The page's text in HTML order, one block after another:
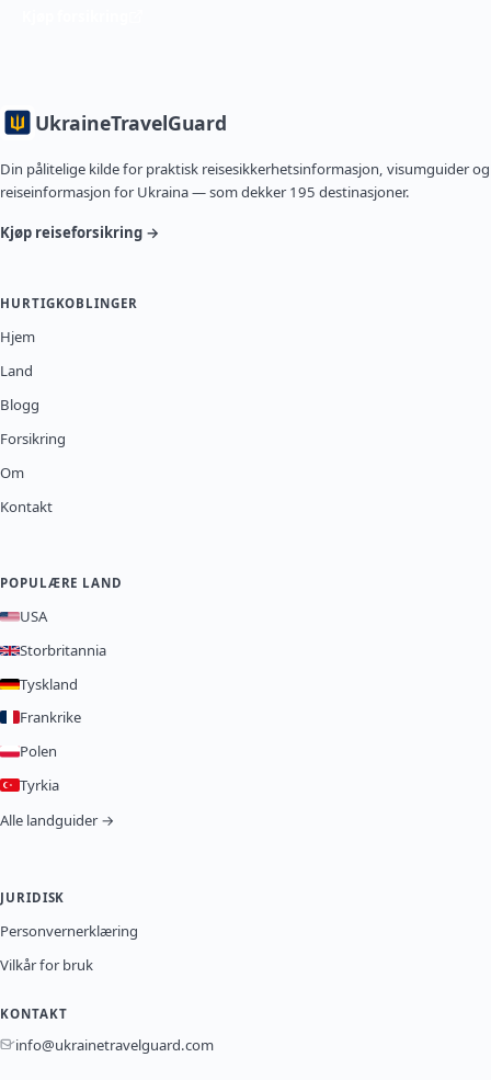
UkraineTravelGuard
Din pålitelige kilde for praktisk reisesikkerhetsinformasjon, visumguider og
reiseinformasjon for Ukraina — som dekker 195 destinasjoner.
Kjøp reiseforsikring →
HURTIGKOBLINGER
Hjem
Land
Blogg
Forsikring
Om
Kontakt
POPULÆRE LAND
USA
Storbritannia
Tyskland
Frankrike
Polen
Tyrkia
Alle landguider →
JURIDISK
Personvernerklæring
Vilkår for bruk
KONTAKT
info@ukrainetravelguard.com